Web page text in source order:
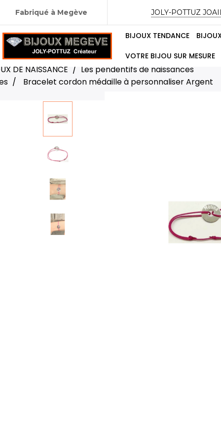
Fabriqué à Megève JOLY-POTTUZ
BIJOUX TENDANCE
VOTRE BIJOU SUR MESURE
DE NAISSANCE
Les pendentifs de naissances
Bracelet cordon médaille à personnaliser Argent